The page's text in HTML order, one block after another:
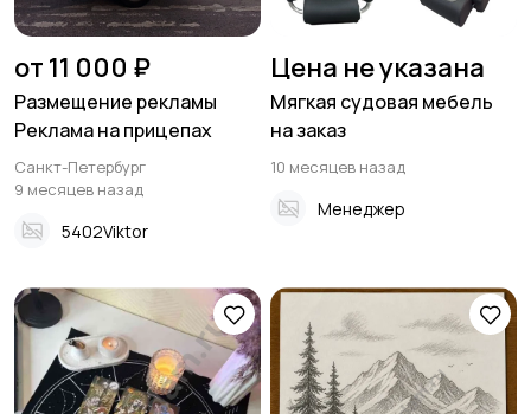
от 11 000 ₽
Размещение рекламы
Реклама на прицепах
Санкт-Петербург
9 месяцев назад
5402Viktor
Цена не указана
Мягкая судовая мебель
на заказ
10 месяцев назад
Менеджер